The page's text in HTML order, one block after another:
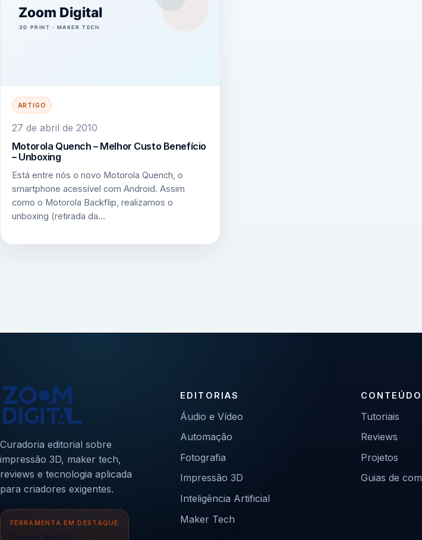
ARTIGO
27 de abril de 2010
Motorola Quench – Melhor Custo Benefício
– Unboxing
Está entre nós o novo Motorola Quench, o
smartphone acessível com Android. Assim
como o Motorola Backflip, realizamos o
unboxing (retirada da…
Curadoria editorial sobre
impressão 3D, maker tech,
reviews e tecnologia aplicada
para criadores exigentes.
FERRAMENTA EM DESTAQUE
ZoomCalc3D
EDITORIAS
Áudio e Vídeo
Automação
Fotografia
Impressão 3D
Inteligência Artificial
Maker Tech
Tutoriais
Reviews
Projetos
Guias de